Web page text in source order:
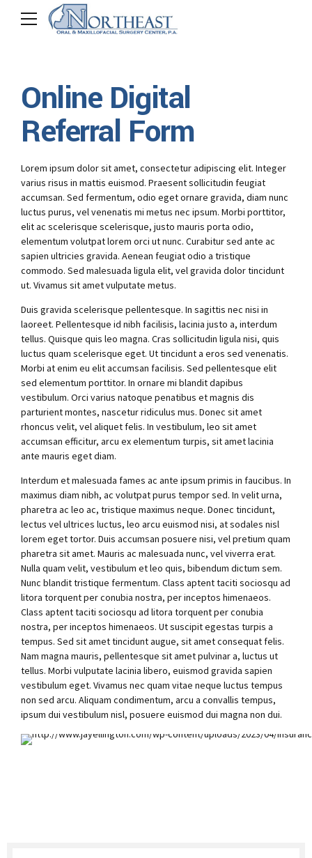
Online Digital
Referral Form
Lorem ipsum dolor sit amet, consectetur adipiscing elit. Integer
varius risus in mattis euismod. Praesent sollicitudin feugiat
accumsan. Sed fermentum, odio eget ornare gravida, diam nunc
luctus purus, vel venenatis mi metus nec ipsum. Morbi porttitor,
elit ac scelerisque scelerisque, justo mauris porta odio,
elementum volutpat lorem orci ut nunc. Curabitur sed ante ac
sapien ultricies gravida. Aenean feugiat odio a tristique
commodo. Sed malesuada ligula elit, vel gravida dolor tincidunt
ut. Vivamus sit amet vulputate metus.
Duis gravida scelerisque pellentesque. In sagittis nec nisi in
laoreet. Pellentesque id nibh facilisis, lacinia justo a, interdum
tellus. Quisque quis leo magna. Cras sollicitudin ligula nisi, quis
luctus quam scelerisque eget. Ut tincidunt a eros sed venenatis.
Morbi at enim eu elit accumsan facilisis. Sed pellentesque elit
sed elementum porttitor. In ornare mi blandit dapibus
vestibulum. Orci varius natoque penatibus et magnis dis
parturient montes, nascetur ridiculus mus. Donec sit amet
rhoncus velit, vel aliquet felis. In vestibulum, leo sit amet
accumsan efficitur, arcu ex elementum turpis, sit amet lacinia
ante mauris eget diam.
Interdum et malesuada fames ac ante ipsum primis in faucibus. In
maximus diam nibh, ac volutpat purus tempor sed. In velit urna,
pharetra ac leo ac, tristique maximus neque. Donec tincidunt,
lectus vel ultrices luctus, leo arcu euismod nisi, at sodales nisl
lorem eget tortor. Duis accumsan posuere nisi, vel pretium quam
pharetra sit amet. Mauris ac malesuada nunc, vel viverra erat.
Nulla quam velit, vestibulum et leo quis, bibendum dictum sem.
Nunc blandit tristique fermentum. Class aptent taciti sociosqu ad
litora torquent per conubia nostra, per inceptos himenaeos.
Class aptent taciti sociosqu ad litora torquent per conubia
nostra, per inceptos himenaeos. Ut suscipit egestas turpis a
tempus. Sed sit amet tincidunt augue, sit amet consequat felis.
Nam magna mauris, pellentesque sit amet pulvinar a, luctus ut
tellus. Morbi vulputate lacinia libero, euismod gravida sapien
vestibulum eget. Vivamus nec quam vitae neque luctus tempus
non sed arcu. Aliquam condimentum, arcu a convallis tempus,
ipsum dui vestibulum nisl, posuere euismod dui magna non dui.